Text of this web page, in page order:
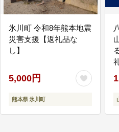
氷川町 令和8年熊本地震
災害支援【返礼品な
し】
5,000円
熊本県 氷川町